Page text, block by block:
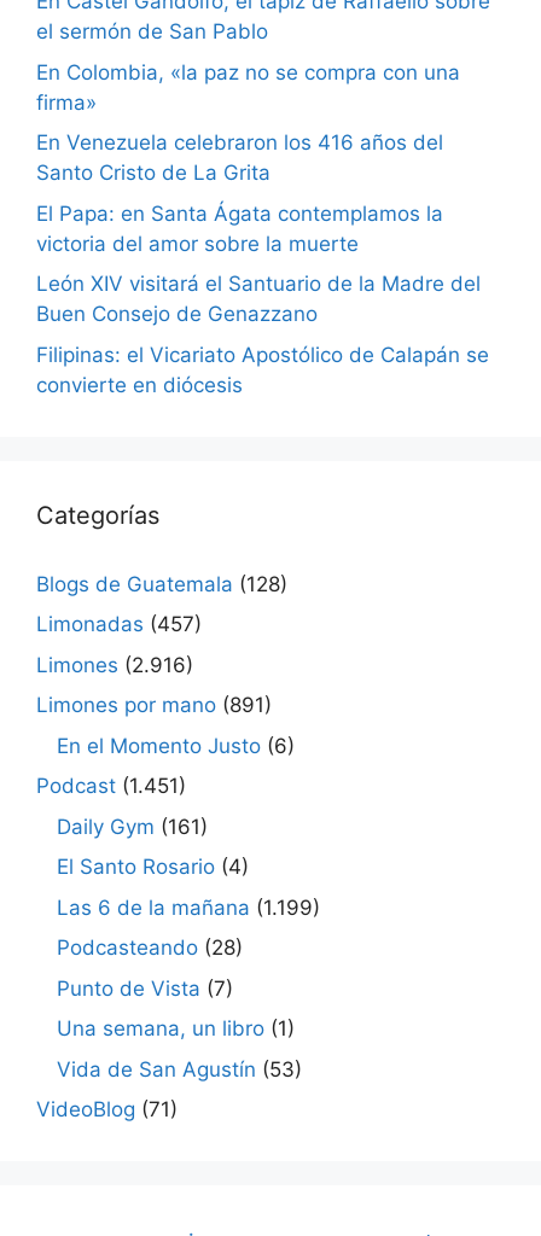
el sermón de San Pablo
En Colombia, «la paz no se compra con una
firma»
En Venezuela celebraron los 416 años del
Santo Cristo de La Grita
El Papa: en Santa Ágata contemplamos la
victoria del amor sobre la muerte
León XIV visitará el Santuario de la Madre del
Buen Consejo de Genazzano
Filipinas: el Vicariato Apostólico de Calapán se
convierte en diócesis
Categorías
Blogs de Guatemala (128)
Limonadas (457)
Limones (2.916)
Limones por mano (891)
En el Momento Justo (6)
Podcast (1.451)
Daily Gym (161)
El Santo Rosario (4)
Las 6 de la mañana (1.199)
Podcasteando (28)
Punto de Vista (7)
Una semana, un libro (1)
Vida de San Agustín (53)
VideoBlog (71)